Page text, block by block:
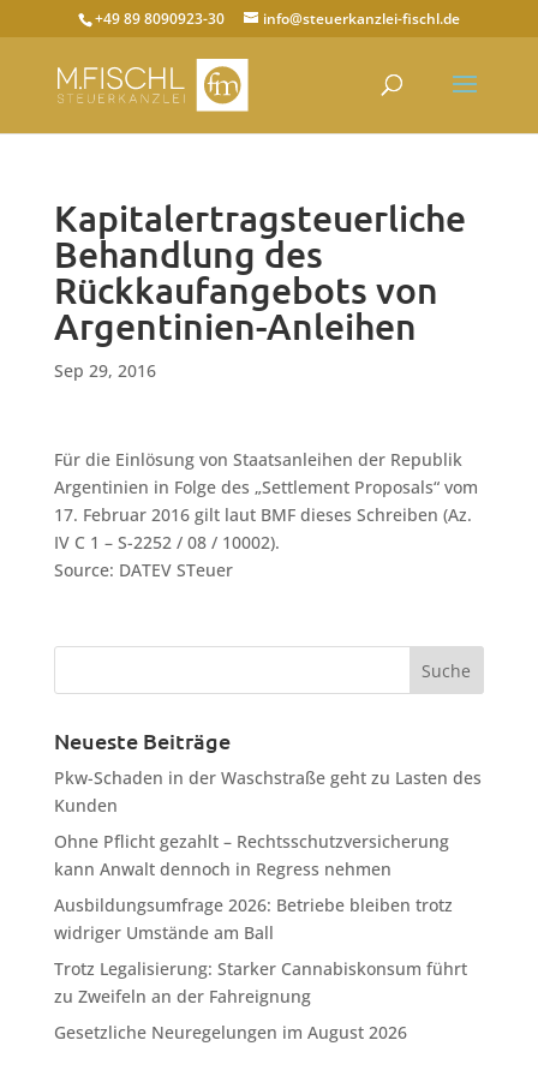
+49 89 8090923-30 info@steuerkanzlei-fischl.de
Kapitalertragsteuerliche
Behandlung des
Rückkaufangebots von
Argentinien-Anleihen
Sep 29, 2016
Für die Einlösung von Staatsanleihen der Republik
Argentinien in Folge des „Settlement Proposals“ vom
17. Februar 2016 gilt laut BMF dieses Schreiben (Az.
IV C 1 – S-2252 / 08 / 10002).
Source: DATEV STeuer
Neueste Beiträge
Pkw-Schaden in der Waschstraße geht zu Lasten des
Kunden
Ohne Pflicht gezahlt – Rechtsschutzversicherung
kann Anwalt dennoch in Regress nehmen
Ausbildungsumfrage 2026: Betriebe bleiben trotz
widriger Umstände am Ball
Trotz Legalisierung: Starker Cannabiskonsum führt
zu Zweifeln an der Fahreignung
Gesetzliche Neuregelungen im August 2026